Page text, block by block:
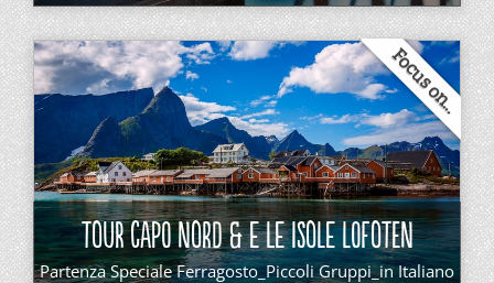
TOUR CAPO NORD & E LE ISOLE LOFOTEN
Partenza Speciale Ferragosto_Piccoli Gruppi_in Italiano
Focus on...